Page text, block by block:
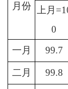
月份 上月
0
一月
99.7
二月 99.8